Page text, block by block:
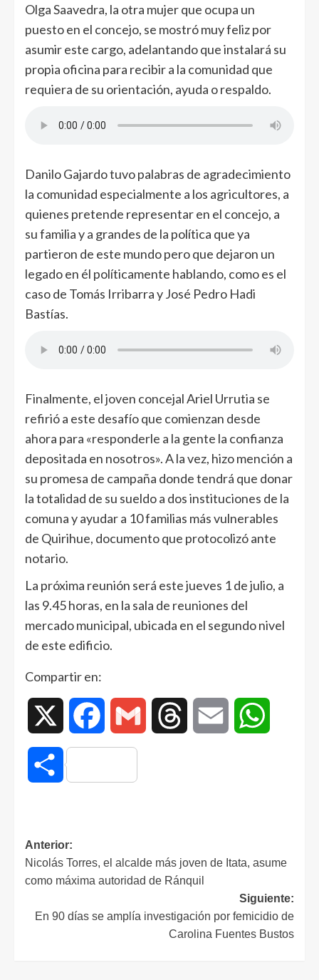
Olga Saavedra, la otra mujer que ocupa un
puesto en el concejo, se mostró muy feliz por
asumir este cargo, adelantando que instalará su
propia oficina para recibir a la comunidad que
requiera de su orientación, ayuda o respaldo.
Danilo Gajardo tuvo palabras de agradecimiento
la comunidad especialmente a los agricultores, a
quienes pretende representar en el concejo, a
su familia y a grandes de la política que ya
partieron de este mundo pero que dejaron un
legado en él políticamente hablando, como es el
caso de Tomás Irribarra y José Pedro Hadi
Bastías.
Finalmente, el joven concejal Ariel Urrutia se
refirió a este desafío que comienzan desde
ahora para «responderle a la gente la confianza
depositada en nosotros». A la vez, hizo mención a
su promesa de campaña donde tendrá que donar
la totalidad de su sueldo a dos instituciones de la
comuna y ayudar a 10 familias más vulnerables
de Quirihue, documento que protocolizó ante
notario.
La próxima reunión será este jueves 1 de julio, a
las 9.45 horas, en la sala de reuniones del
mercado municipal, ubicada en el segundo nivel
de este edificio.
Compartir en:
Facebook Gmail Threads Email
Compartir
Anterior:
Nicolás Torres, el alcalde más joven de Itata, asume
como máxima autoridad de Ránquil
Siguiente:
En 90 días se amplía investigación por femicidio de
Carolina Fuentes Bustos